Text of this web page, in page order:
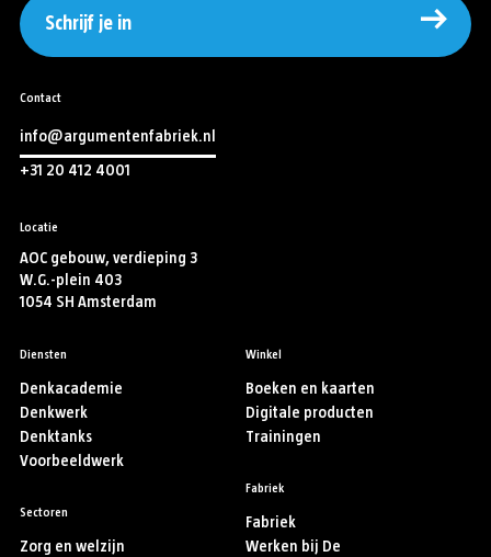
Schrijf je in
Contact
info@argumentenfabriek.nl
+31 20 412 4001
Locatie
AOC gebouw, verdieping 3
W.G.-plein 403
1054 SH Amsterdam
Diensten
Denkacademie
Denkwerk
Denktanks
Voorbeeldwerk
Sectoren
Zorg en welzijn
Winkel
Boeken en kaarten
Digitale producten
Trainingen
Fabriek
Fabriek
Werken bij De